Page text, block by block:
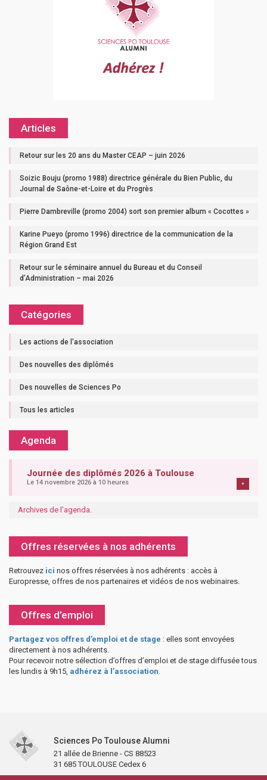
Articles
Retour sur les 20 ans du Master CEAP – juin 2026
Soizic Bouju (promo 1988) directrice générale du Bien Public, du
Journal de Saône-et-Loire et du Progrès
Pierre Dambreville (promo 2004) sort son premier album « Cocottes »
Karine Pueyo (promo 1996) directrice de la communication de la
Région Grand Est
Retour sur le séminaire annuel du Bureau et du Conseil
d’Administration – mai 2026
Catégories
Les actions de l'association
Des nouvelles des diplômés
Des nouvelles de Sciences Po
Tous les articles
Agenda
Journée des diplômés 2026 à Toulouse
Le 14 novembre 2026 à 10 heures +
Archives de l'agenda
Offres réservées à nos adhérents
Retrouvez ici nos offres réservées à nos adhérents : accès à
Europresse, offres de nos partenaires et vidéos de nos webinaires.
Offres d’emploi
Partagez vos offres d’emploi et de stage : elles sont envoyées
directement à nos adhérents.
Pour recevoir notre sélection d’offres d’emploi et de stage diffusée tous
les lundis à 9h15, adhérez à l’association
Sciences Po Toulouse Alumni
21 allée de Brienne - CS 88523
31 685 TOULOUSE Cedex 6